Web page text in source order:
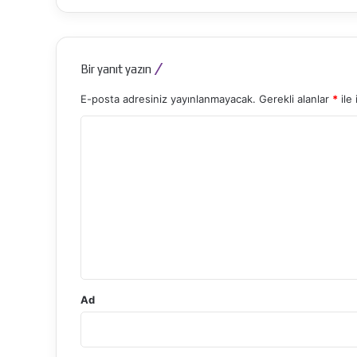
Bir yanıt yazın
E-posta adresiniz yayınlanmayacak. Gerekli alanlar *ile
Ad